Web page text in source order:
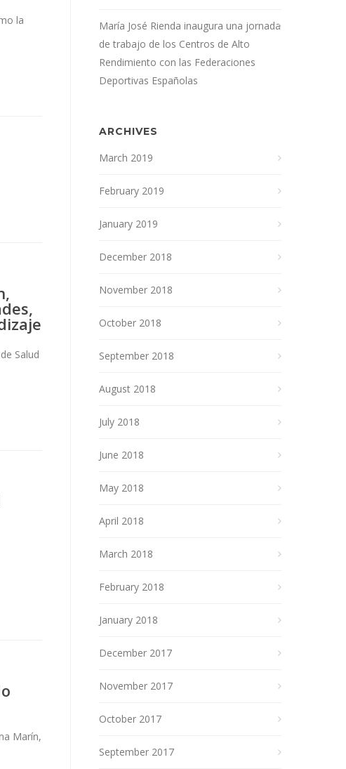
la
Salud
Marín,
María José Rienda inaugura una jornada
de trabajo de los Centros de Alto
Rendimiento con las Federaciones
Deportivas Españolas
ARCHIVES
March 2019
February 2019
January 2019
December 2018
November 2018
October 2018
September 2018
August 2018
July 2018
June 2018
May 2018
April 2018
March 2018
February 2018
January 2018
December 2017
November 2017
October 2017
September 2017